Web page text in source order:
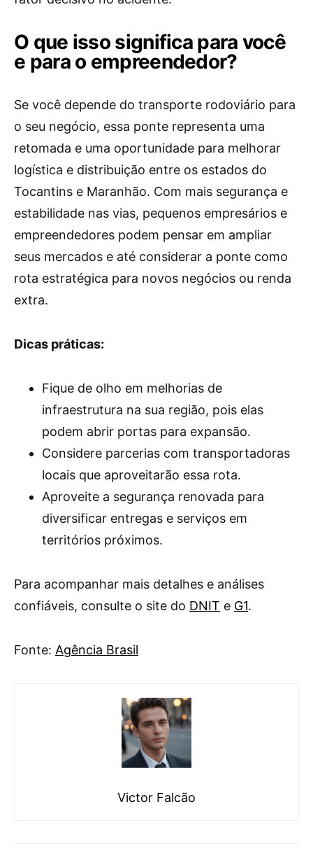
O que isso significa para você
e para o empreendedor?
Se você depende do transporte rodoviário para
o seu negócio, essa ponte representa uma
retomada e uma oportunidade para melhorar
logística e distribuição entre os estados do
Tocantins e Maranhão. Com mais segurança e
estabilidade nas vias, pequenos empresários e
empreendedores podem pensar em ampliar
seus mercados e até considerar a ponte como
rota estratégica para novos negócios ou renda
extra.
Dicas práticas:
Fique de olho em melhorias de
infraestrutura na sua região, pois elas
podem abrir portas para expansão.
Considere parcerias com transportadoras
locais que aproveitarão essa rota.
Aproveite a segurança renovada para
diversificar entregas e serviços em
territórios próximos.
Para acompanhar mais detalhes e análises
confiáveis, consulte o site do DNIT e G1.
Fonte: Agência Brasil
Victor Falcão